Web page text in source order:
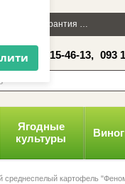
Гарантия
41, 050 515-46-13, 093
Ягодные
культуры
среднеспелый картофель